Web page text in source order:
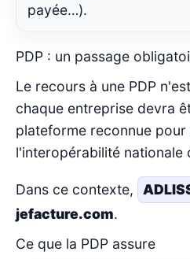
payée…).
PDP : un passage
Le recours à une PDP
chaque entreprise devra
plateforme reconnue
l'interopérabilité nationale
Dans ce contexte,
jefacture.com.
Ce que la PDP assure